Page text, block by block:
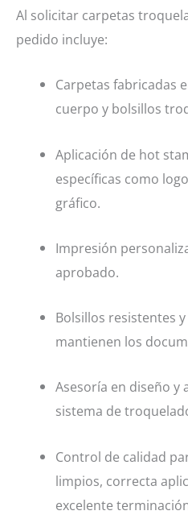
Al solicitar carpetas
pedido incluye:
Carpetas fabricadas
cuerpo y bolsillos
Aplicación de hot
específicas como
gráfico.
Impresión
aprobado.
Bolsillos resistentes
mantienen los
Asesoría en diseño y
sistema de
Control de calidad
limpios, correcta
excelente